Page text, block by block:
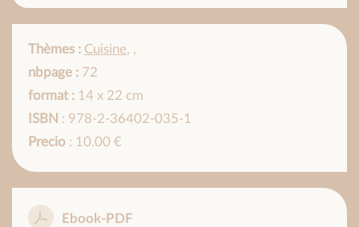
Thèmes : Cuisine, ,
nbpage : 72
format : 14 x 22 cm
ISBN : 978-2-36402-035-1
Precio : 10.00 €
Ebook-PDF